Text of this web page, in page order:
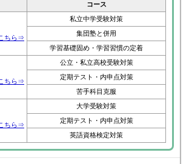
ちら⇒
私立中学受験対策
集団塾と併用
学習基礎固め・学習習慣の定着
ちら⇒
公立・私立高校受験対策
定期テスト・内申点対策
苦手科目克服
ちら⇒
大学受験対策
定期テスト・内申点対策
英語資格検定対策
イ